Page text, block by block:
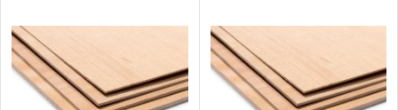
z
e
Nejprodávanější
Abecedně
V
ý